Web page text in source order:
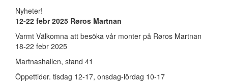
Nyheter!
12-22 febr 2025 Røros Martnan
Varmt Välkomna att besöka vår monter på Røros Martnan
18-22 febr 2025
Martnashallen, stand 41
Öppettider. tisdag 12-17, onsdag-lördag 10-17